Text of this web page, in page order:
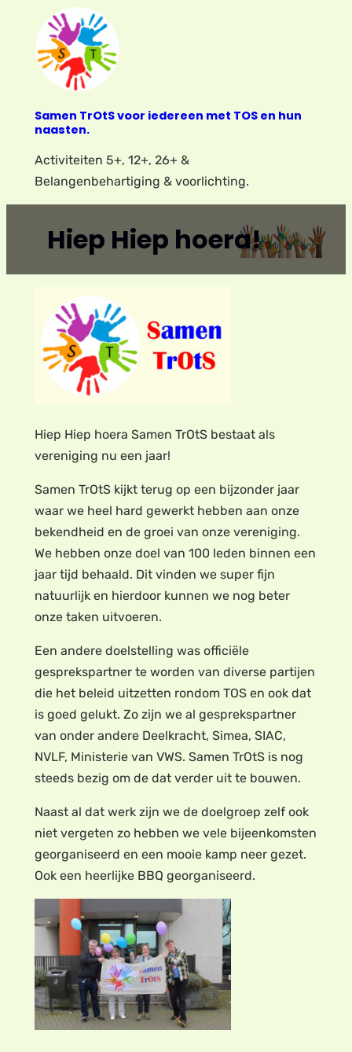
inhoud
Samen TrOtS voor iedereen met TOS en hun
naasten.
Activiteiten 5+, 12+, 26+ &
Belangenbehartiging & voorlichting.
Hiep Hiep hoera!
Hiep Hiep hoera Samen TrOtS bestaat als
vereniging nu een jaar!
Samen TrOtS kijkt terug op een bijzonder jaar
waar we heel hard gewerkt hebben aan onze
bekendheid en de groei van onze vereniging.
We hebben onze doel van 100 leden binnen een
jaar tijd behaald. Dit vinden we super fijn
natuurlijk en hierdoor kunnen we nog beter
onze taken uitvoeren.
Een andere doelstelling was officiële
gesprekspartner te worden van diverse partijen
die het beleid uitzetten rondom TOS en ook dat
is goed gelukt. Zo zijn we al gesprekspartner
van onder andere Deelkracht, Simea, SIAC,
NVLF, Ministerie van VWS. Samen TrOtS is nog
steeds bezig om de dat verder uit te bouwen.
Naast al dat werk zijn we de doelgroep zelf ook
niet vergeten zo hebben we vele bijeenkomsten
georganiseerd en een mooie kamp neer gezet.
Ook een heerlijke BBQ georganiseerd.